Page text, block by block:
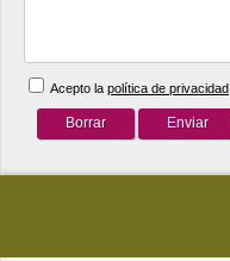
Acepto la política de privacidad